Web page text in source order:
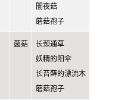
闇夜菇
蘑菇孢子
菌菇
长颈通草
妖精的阳伞
长苔藓的漂流木
蘑菇孢子